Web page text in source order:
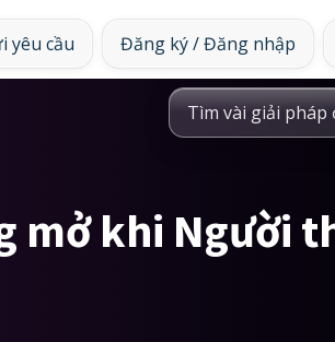
yêu cầu Đăng ký / Đăng nhập
mở khi Người